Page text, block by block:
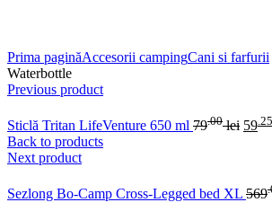
Prima paginăAccesorii campingCani si farfurii
Waterbottle
Previous product
Sticlă Tritan LifeVenture 650 ml 79.00 lei 59 .25
Back to products
Next product
Sezlong Bo-Camp Cross-Legged bed XL 569